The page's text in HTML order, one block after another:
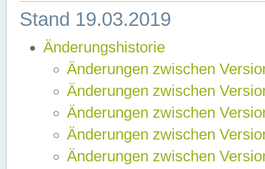
Stand 19.03.2019
Änderungshistorie
Änderungen zwischen
Änderungen zwischen
Änderungen zwischen
Änderungen zwischen
Änderungen zwischen